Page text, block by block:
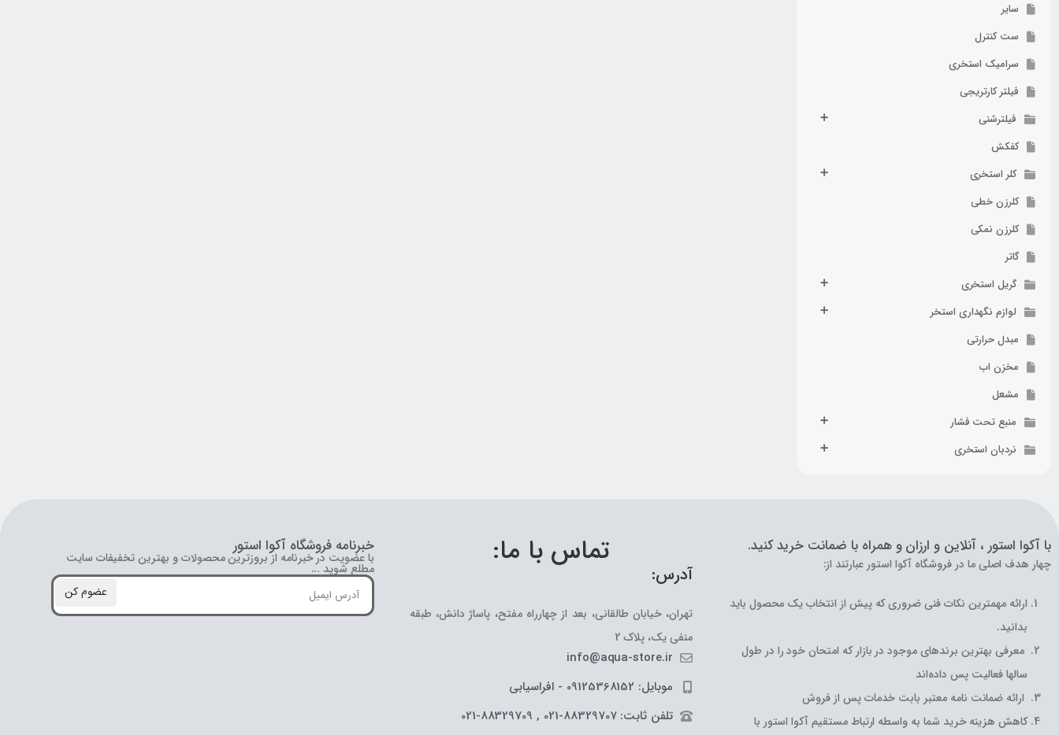
سایر
ست کنترل
سرامیک استخری
فیلتر کارتریجی
فیلترشنی
کفکش
کلر استخری
کلرزن خطی
کلرزن نمکی
گاتر
گریل استخری
لوازم نگهداری استخر
مبدل حرارتی
مخزن اب
مشعل
منبع تحت فشار
نردبان استخری
با آکوا استور ، آنلاین و ارزان و همراه با ضمانت خرید کنید.
چهار هدف اصلی ما در فروشگاه آکوا استور عبارتند از:
ارائه مهمترین نکات فنی ضروری که پیش از انتخاب یک محصول باید
بدانید.
معرفی بهترین برندهای موجود در بازار که امتحان خود را در طول
سالها فعالیت پس داده‌اند
ارائه ضمانت نامه معتبر بابت خدمات پس از فروش
کاهش هزینه خرید شما به واسطه ارتباط مستقیم آکوا استور با
تماس با ما:
آدرس:
تهران، خیابان طالقانی، بعد از چهارراه مفتح، پاساژ دانش، طبقه
منفی یک، پلاک 2
info@aqua-store.ir
موبایل: 09125368152 - افراسیابی
تلفن ثابت: 88329707-021 , 88329709-021
خبرنامه فروشگاه آکوا استور
با عضویت در خبرنامه از بروز‌ترین محصولات و بهترین تخفیفات سایت
مطلع شوید ...
عضوم کن